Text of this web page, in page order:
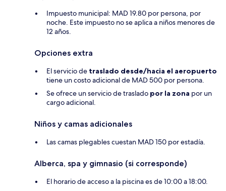
Impuesto municipal: MAD 19.80 por persona, por
noche. Este impuesto no se aplica a niños menores de
12 años.
Opciones extra
El servicio de traslado desde/hacia el aeropuerto
tiene un costo adicional de MAD 500 por persona.
Se ofrece un servicio de traslado por la zona por un
cargo adicional.
Niños y camas adicionales
Las camas plegables cuestan MAD 150 por estadía.
Alberca, spa y gimnasio (si corresponde)
El horario de acceso a la piscina es de 10:00 a 18:00.